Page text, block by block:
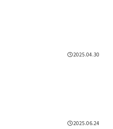
2025.04.30
2025.06.24